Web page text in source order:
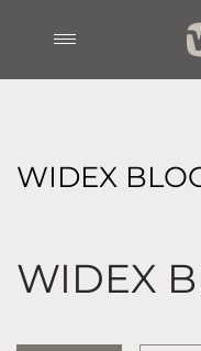
WIDEX
WIDEX